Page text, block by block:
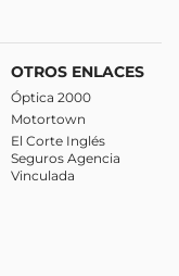
OTROS ENLACES
Óptica 2000
Motortown
El Corte Inglés
Seguros Agencia
Vinculada